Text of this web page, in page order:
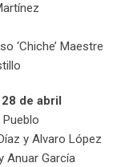
‘Chiche’ Maestre
de abril
y Alvaro López
Anuar García